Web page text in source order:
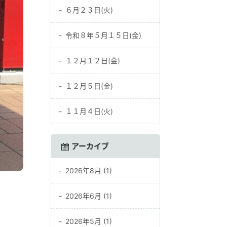
６月２３日(火)
令和８年５月１５日(金)
１２月１２日(金)
１２月５日(金)
１１月４日(火)
アーカイブ
2026年8月 (1)
2026年6月 (1)
2026年5月 (1)